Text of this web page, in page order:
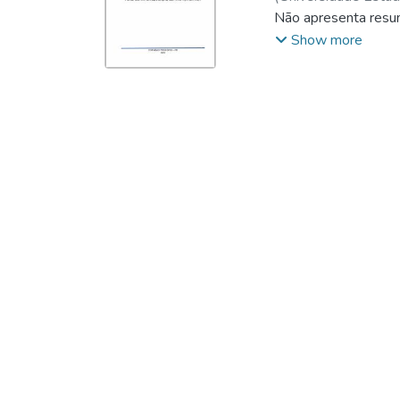
http://
http://
Não apresenta
Show more